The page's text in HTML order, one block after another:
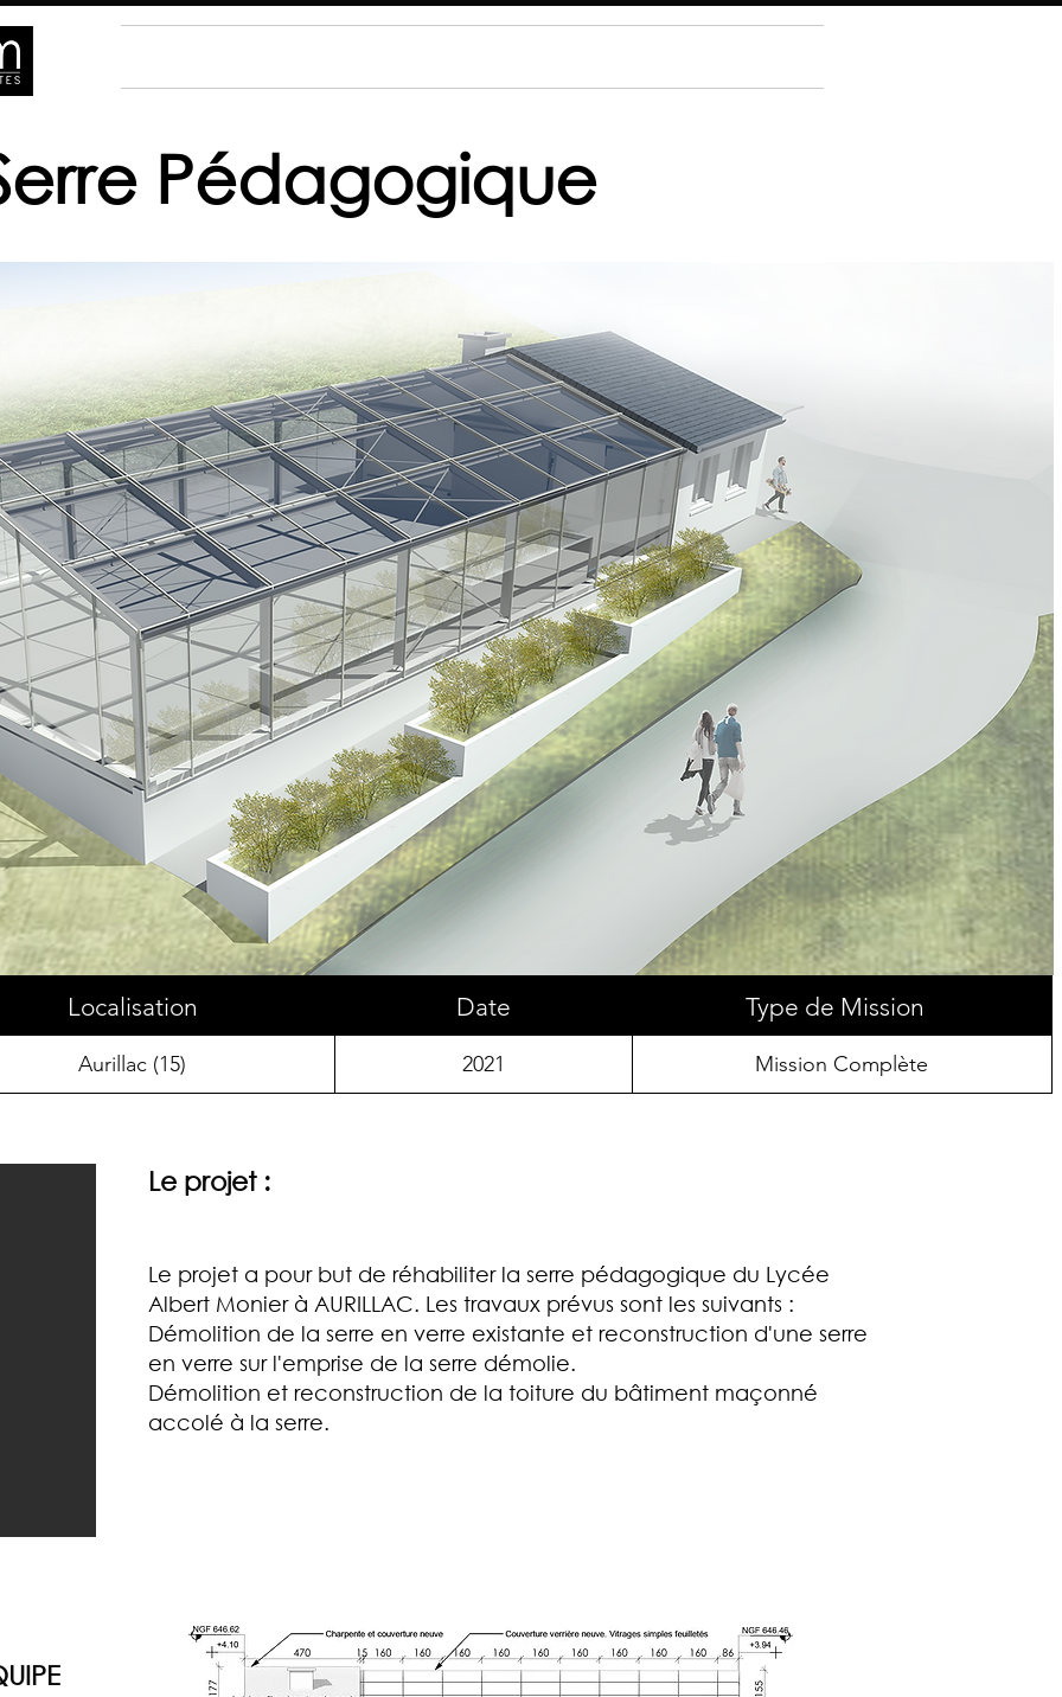
Pédagogique
Localisation Date Type de Mission
Mission Complète
2021
Aurillac (15)
Le projet :
Le projet a pour but de réhabiliter la serre pédagogique du Lycée
Albert Monier à AURILLAC. Les travaux prévus sont les suivants :
Démolition de la serre en verre existante et reconstruction d'une serre
en verre sur l'emprise de la serre démolie.
Démolition et reconstruction de la toiture du bâtiment maçonné
accolé à la serre.